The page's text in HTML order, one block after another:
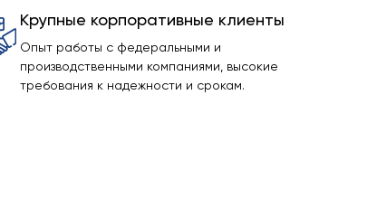
Крупные корпоративные клиенты
Опыт работы с федеральными и
производственными компаниями, высокие
требования к надежности и срокам.